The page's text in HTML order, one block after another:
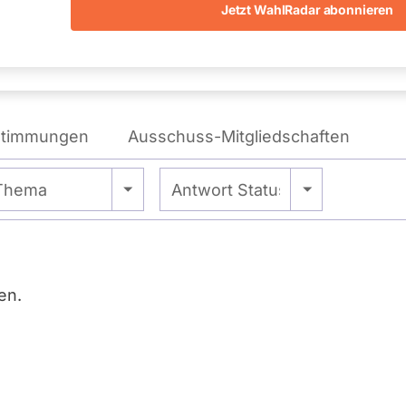
Jetzt WahlRadar abonnieren
WAHLKAMPFPOSITIONEN
Ausschuss-Mitgliedschaften
Alle - Antwort Status
- Alle -